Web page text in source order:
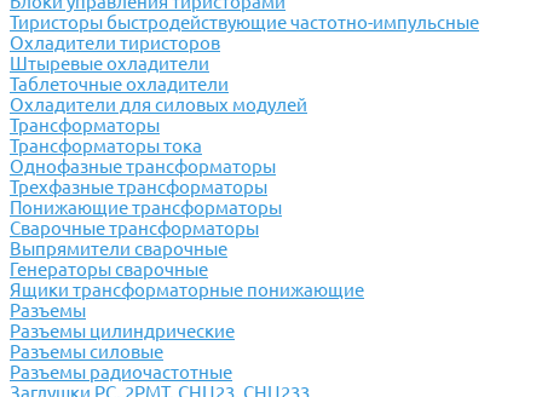
Тиристоры быстродействующие частотно-импульсные
Охладители тиристоров
Штыревые охладители
Таблеточные охладители
Охладители для силовых модулей
Трансформаторы
Трансформаторы тока
Однофазные трансформаторы
Трехфазные трансформаторы
Понижающие трансформаторы
Сварочные трансформаторы
Выпрямители сварочные
Генераторы сварочные
Ящики трансформаторные понижающие
Разъемы
Разъемы цилиндрические
Разъемы силовые
Разъемы радиочастотные
Заглушки РС, 2РМТ, СНЦ23, СНЦ233